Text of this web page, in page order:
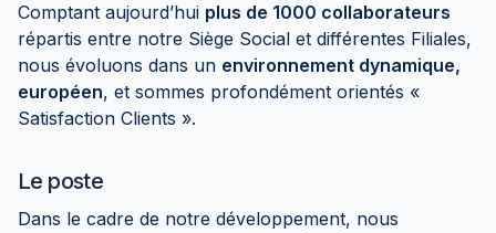
Comptant aujourd’hui plus de 1000 collaborateurs
répartis entre notre Siège Social et différentes Filiales,
nous évoluons dans un environnement dynamique,
européen, et sommes profondément orientés «
Satisfaction Clients ».
Le poste
Dans le cadre de notre développement, nous